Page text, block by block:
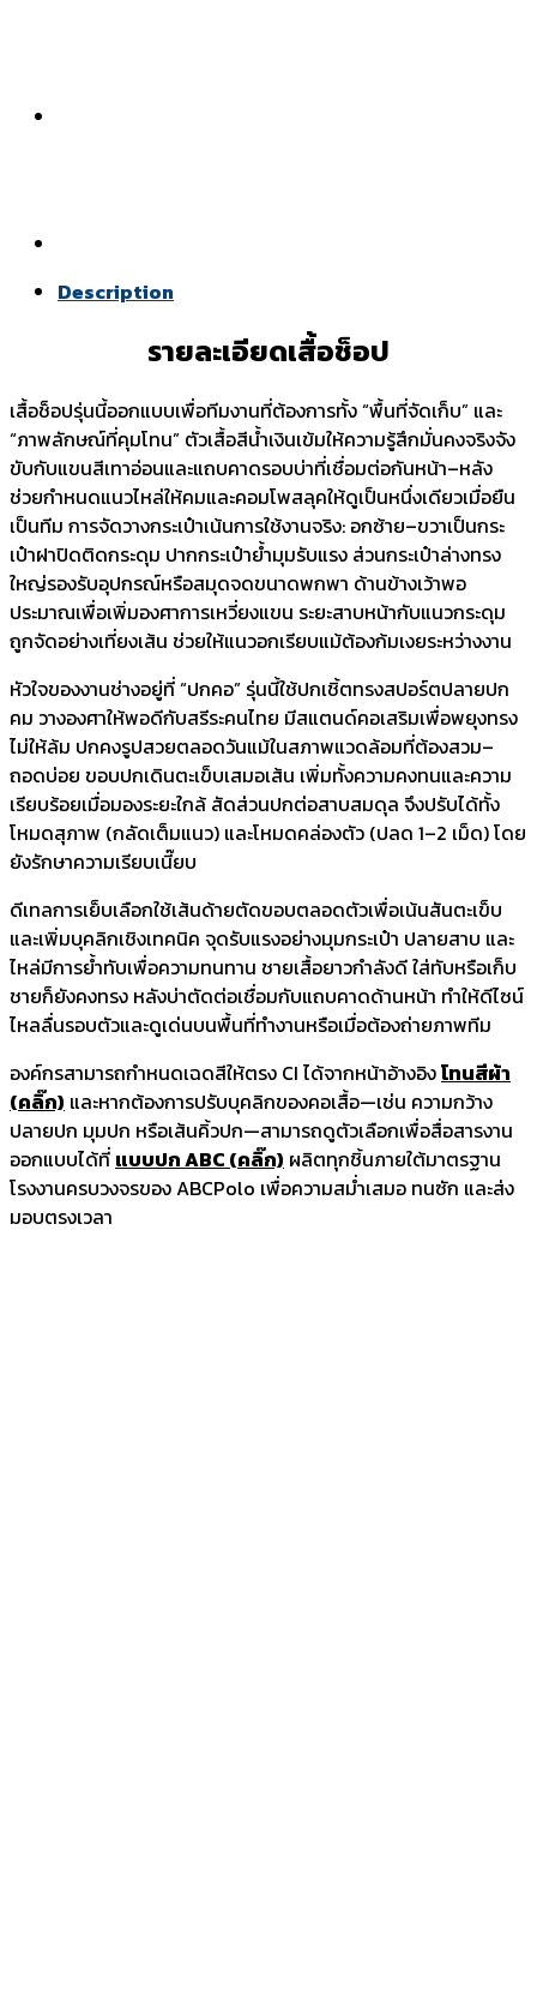
Description
รายละเอียดเสื้อช็อป
เสื้อช็อปรุ่นนี้ออกแบบเพื่อทีมงานที่ต้องการทั้ง “พื้นที่จัดเก็บ” และ
“ภาพลักษณ์ที่คุมโทน” ตัวเสื้อสีน้ำเงินเข้มให้ความรู้สึกมั่นคงจริงจัง
ขับกับแขนสีเทาอ่อนและแถบคาดรอบบ่าที่เชื่อมต่อกันหน้า–หลัง
ช่วยกำหนดแนวไหล่ให้คมและคอมโพสลุคให้ดูเป็นหนึ่งเดียวเมื่อยืน
เป็นทีม การจัดวางกระเป๋าเน้นการใช้งานจริง: อกซ้าย–ขวาเป็นกระ
เป๋าฝาปิดติดกระดุม ปากกระเป๋าย้ำมุมรับแรง ส่วนกระเป๋าล่างทรง
ใหญ่รองรับอุปกรณ์หรือสมุดจดขนาดพกพา ด้านข้างเว้าพอ
ประมาณเพื่อเพิ่มองศาการเหวี่ยงแขน ระยะสาบหน้ากับแนวกระดุม
ถูกจัดอย่างเที่ยงเส้น ช่วยให้แนวอกเรียบแม้ต้องก้มเงยระหว่างงาน
หัวใจของงานช่างอยู่ที่ “ปกคอ” รุ่นนี้ใช้ปกเชิ้ตทรงสปอร์ตปลายปก
คม วางองศาให้พอดีกับสรีระคนไทย มีสแตนด์คอเสริมเพื่อพยุงทรง
ไม่ให้ล้ม ปกคงรูปสวยตลอดวันแม้ในสภาพแวดล้อมที่ต้องสวม–
ถอดบ่อย ขอบปกเดินตะเข็บเสมอเส้น เพิ่มทั้งความคงทนและความ
เรียบร้อยเมื่อมองระยะใกล้ สัดส่วนปกต่อสาบสมดุล จึงปรับได้ทั้ง
โหมดสุภาพ (กลัดเต็มแนว) และโหมดคล่องตัว (ปลด 1–2 เม็ด) โดย
ยังรักษาความเรียบเนี๊ยบ
ดีเทลการเย็บเลือกใช้เส้นด้ายตัดขอบตลอดตัวเพื่อเน้นสันตะเข็บ
และเพิ่มบุคลิกเชิงเทคนิค จุดรับแรงอย่างมุมกระเป๋า ปลายสาบ และ
ไหล่มีการย้ำทับเพื่อความทนทาน ชายเสื้อยาวกำลังดี ใส่ทับหรือเก็บ
ชายก็ยังคงทรง หลังบ่าตัดต่อเชื่อมกับแถบคาดด้านหน้า ทำให้ดีไซน์
ไหลลื่นรอบตัวและดูเด่นบนพื้นที่ทำงานหรือเมื่อต้องถ่ายภาพทีม
องค์กรสามารถกำหนดเฉดสีให้ตรง CI ได้จากหน้าอ้างอิงโทนสีผ้า
(คลิ๊ก) และหากต้องการปรับบุคลิกของคอเสื้อ—เช่น ความกว้าง
ปลายปก มุมปก หรือเส้นคิ้วปก—สามารถดูตัวเลือกเพื่อสื่อสารงาน
ออกแบบได้ที่ แบบปก ABC (คลิ๊ก) ผลิตทุกชิ้นภายใต้มาตรฐาน
โรงงานครบวงจรของ ABCPolo เพื่อความสม่ำเสมอ ทนซัก และส่ง
มอบตรงเวลา